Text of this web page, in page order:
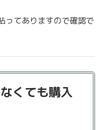
ってありますので確認で
くても購入